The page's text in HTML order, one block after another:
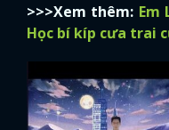
>>>Xem thêm: Em
Học bí kíp cưa trai